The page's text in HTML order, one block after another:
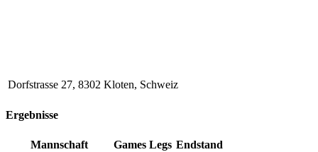
Dorfstrasse 27, 8302 Kloten, Schweiz
Ergebnisse
Mannschaft Games Legs Endstand